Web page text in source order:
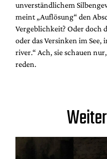
unverständlichem
meint „Auflösung“ den
Vergeblichkeit? Oder doch
oder das Versinken im See,
river.“ Ach, sie schauen
reden.